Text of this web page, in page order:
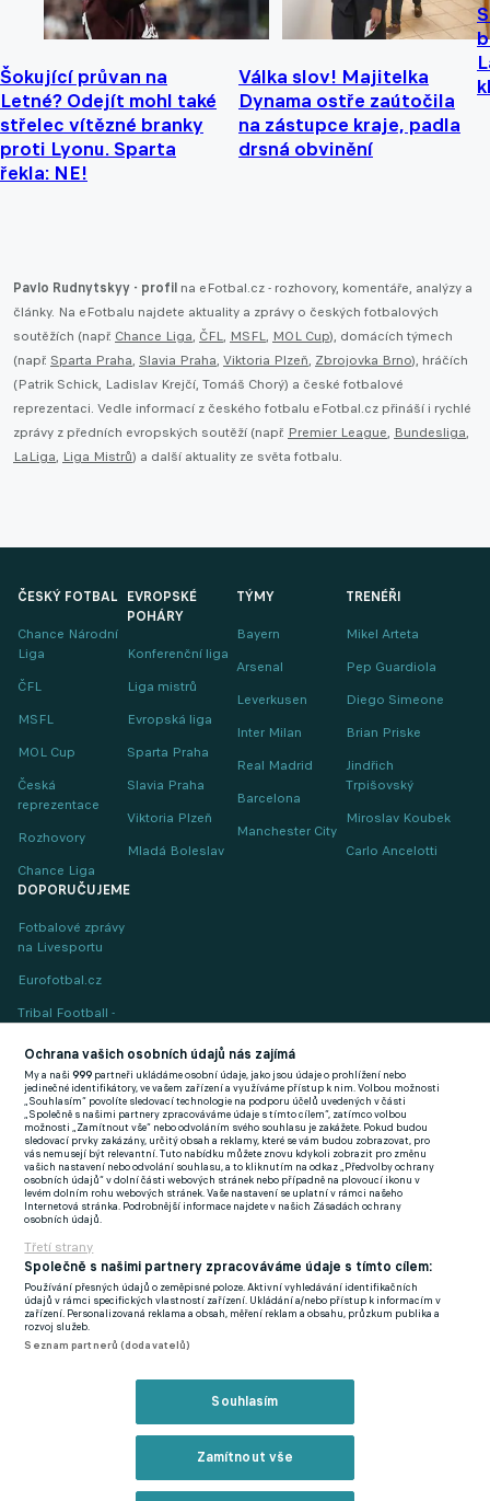
Šokující průvan na
Letné? Odejít mohl také
střelec vítězné branky
proti Lyonu. Sparta
řekla: NE!
Válka slov! Majitelka
Dynama ostře zaútočila
na zástupce kraje, padla
drsná obvinění
Zavřít reklamu
Pavlo Rudnytskyy - profil na eFotbal.cz - rozhovory, komentáře, analýzy a
články. Na eFotbalu najdete aktuality a zprávy o českých fotbalových
soutěžích (např. Chance Liga, ČFL, MSFL, MOL Cup), domácích týmech
(např. Sparta Praha, Slavia Praha, Viktoria Plzeň, Zbrojovka Brno), hráčích
(Patrik Schick, Ladislav Krejčí, Tomáš Chorý) a české fotbalové
reprezentaci. Vedle informací z českého fotbalu eFotbal.cz přináší i rychlé
zprávy z předních evropských soutěží (např. Premier League, Bundesliga,
LaLiga, Liga Mistrů) a další aktuality ze světa fotbalu.
ČESKÝ FOTBAL
Chance Národní
Liga
ČFL
MSFL
MOL Cup
Česká
reprezentace
Rozhovory
Chance Liga
EVROPSKÉ
POHÁRY
Konferenční liga
Liga mistrů
Evropská liga
Sparta Praha
Slavia Praha
Viktoria Plzeň
Mladá Boleslav
TÝMY
Bayern
Arsenal
Leverkusen
Inter Milan
Real Madrid
Barcelona
Manchester City
TRENÉŘI
Mikel Arteta
Pep Guardiola
Diego Simeone
Brian Priske
Jindřich
Trpišovský
Miroslav Koubek
Carlo Ancelotti
DOPORUČUJEME
Fotbalové zprávy
na Livesportu
Eurofotbal.cz
Tribal Football -
(EN)
FlashFutbal (SK)
Tenisportal.cz
Tenisové zprávy
na Livesportu
Podmínky užití
Zásady ochrany osobních údajů
GDPR a žurnalistika
Ochrana vašich osobních údajů nás zajímá
My a naši999 partneři ukládáme osobní údaje, jako jsou údaje o prohlížení nebo
jedinečné identifikátory, ve vašem zařízení a využíváme přístup k nim. Volbou možnosti
„Souhlasím“ povolíte sledovací technologie na podporu účelů uvedených v části
„Společně s našimi partnery zpracováváme údaje s tímto cílem“, zatímco volbou
možnosti „Zamítnout vše“ nebo odvoláním svého souhlasu je zakážete. Pokud budou
sledovací prvky zakázány, určitý obsah a reklamy, které se vám budou zobrazovat, pro
vás nemusejí být relevantní. Tuto nabídku můžete znovu kdykoli zobrazit pro změnu
vašich nastavení nebo odvolání souhlasu, a to kliknutím na odkaz „Předvolby ochrany
osobních údajů“ v dolní části webových stránek nebo případně na plovoucí ikonu v
levém dolním rohu webových stránek. Vaše nastavení se uplatní v rámci našeho
Internetová stránka. Podrobnější informace najdete v našich Zásadách ochrany
osobních údajů.
Třetí strany
Společně s našimi partnery zpracováváme údaje s tímto cílem:
Používání přesných údajů o zeměpisné poloze. Aktivní vyhledávání identifikačních
údajů v rámci specifických vlastností zařízení. Ukládání a/nebo přístup k informacím v
zařízení. Personalizovaná reklama a obsah, měření reklam a obsahu, průzkum publika a
rozvoj služeb.
Seznam partnerů (dodavatelů)
Souhlasím
Zamítnout vše